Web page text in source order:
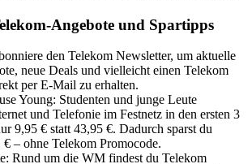
Angebote und Spartipps
den Telekom Newsletter, um aktuelle
neue Deals und vielleicht einen Telekom
per E-Mail zu erhalten.
Young: Studenten und junge Leute
und Telefonie im Festnetz in den ersten 3
9,95 € statt 43,95 €. Dadurch sparst du
€ – ohne Telekom Promocode.
Rund um die WM findest du Telekom